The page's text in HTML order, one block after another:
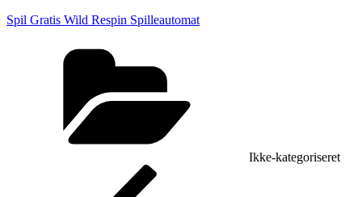
Spil Gratis Wild Respin Spilleautomat
Ikke-kategoriseret
Indlægsnavigation